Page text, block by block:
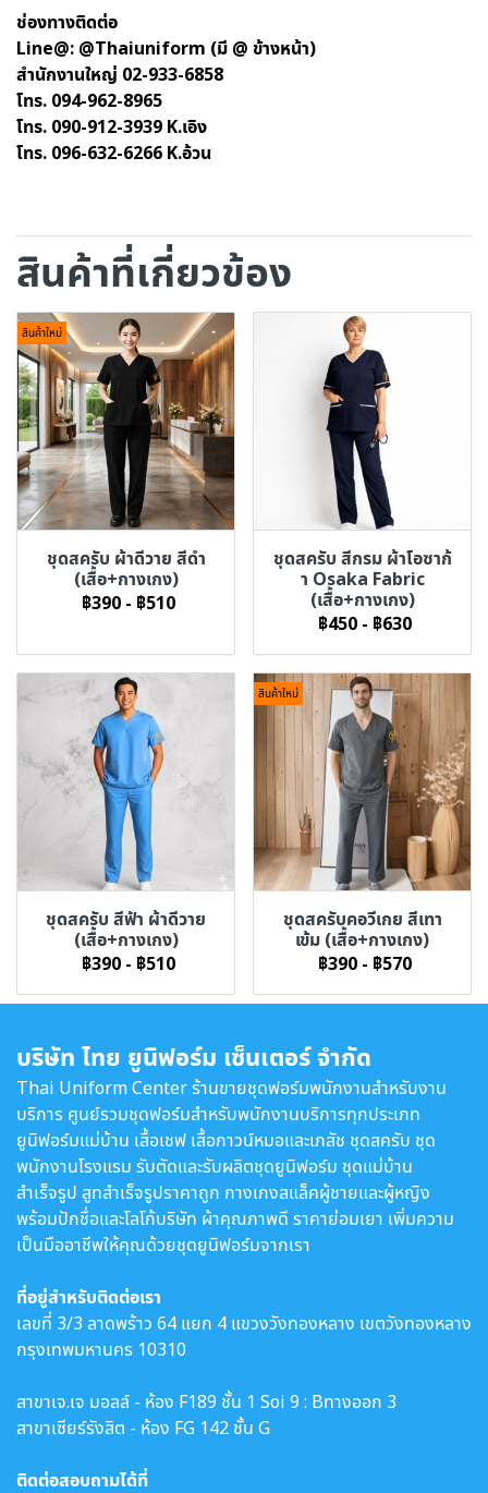
ช่องทางติดต่อ
Line@: @Thaiuniform (มี @ ข้างหน้า)
สำนักงานใหญ่ 02-933-6858
โทร. 094-962-8965
โทร. 090-912-3939 K.เอิง
โทร. 096-632-6266 K.อ้วน
สินค้าที่เกี่ยวข้อง
สินค้าใหม่
ชุดสครับ ผ้าดีวาย สีดำ
(เสื้อ+กางเกง)
฿390 - ฿510
ชุดสครับ สีกรม ผ้าโอซาก้
า Osaka Fabric
(เสื้อ+กางเกง)
฿450 - ฿630
ชุดสครับ สีฟ้า ผ้าดีวาย
(เสื้อ+กางเกง)
฿390 - ฿510
สินค้าใหม่
ชุดสครับคอวีเกย สีเทา
เข้ม (เสื้อ+กางเกง)
฿390 - ฿570
บริษัท ไทย ยูนิฟอร์ม เซ็นเตอร์ จำกัด
Thai Uniform Center ร้านขายชุดฟอร์มพนักงานสำหรับงาน
บริการ ศูนย์รวมชุดฟอร์มสำหรับพนักงานบริการทุกประเภท
ยูนิฟอร์มแม่บ้าน เสื้อเชฟ เสื้อกาวน์หมอและเภสัช ชุดสครับ ชุด
พนักงานโรงแรม รับตัดและรับผลิตชุดยูนิฟอร์ม ชุดแม่บ้าน
สำเร็จรูป สูทสำเร็จรูปราคาถูก กางเกงสแล็คผู้ชายและผู้หญิง
พร้อมปักชื่อและโลโก้บริษัท ผ้าคุณภาพดี ราคาย่อมเยา เพิ่มความ
เป็นมืออาชีพให้คุณด้วยชุดยูนิฟอร์มจากเรา
ที่อยู่สำหรับติดต่อเรา
เลขที่ 3/3 ลาดพร้าว 64 แยก 4 แขวงวังทองหลาง เขตวังทองหลาง
กรุงเทพมหานคร 10310
สาขาเจ.เจ มอลล์ - ห้อง F189 ชั้น 1 Soi 9 : Bทางออก 3
สาขาเซียร์รังสิต - ห้อง FG 142 ชั้น G
ติดต่อสอบถามได้ที่